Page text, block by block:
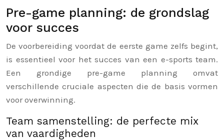
Pre-game planning: de grondslag
voor succes
De voorbereiding voordat de eerste game zelfs begint,
is essentieel voor het succes van een e-sports team.
Een grondige pre-game planning omvat
verschillende cruciale aspecten die de basis vormen
voor overwinning.
Team samenstelling: de perfecte mix
van vaardigheden